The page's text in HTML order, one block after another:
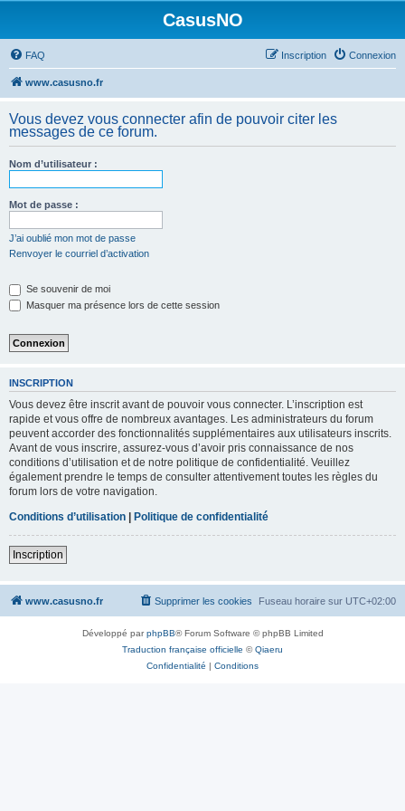
CasusNO
FAQ Connexion
Inscription
www.casusno.fr
Vous devez vous connecter afin de pouvoir citer les
messages de ce forum.
Nom d’utilisateur :
Mot de passe :
J’ai oublié mon mot de passe
Renvoyer le courriel d’activation
Se souvenir de moi
Masquer ma présence lors de cette session
INSCRIPTION
Vous devez être inscrit avant de pouvoir vous connecter. L’inscription est
rapide et vous offre de nombreux avantages. Les administrateurs du forum
peuvent accorder des fonctionnalités supplémentaires aux utilisateurs inscrits.
Avant de vous inscrire, assurez-vous d’avoir pris connaissance de nos
conditions d’utilisation et de notre politique de confidentialité. Veuillez
également prendre le temps de consulter attentivement toutes les règles du
forum lors de votre navigation.
Conditions d’utilisation | Politique de confidentialité
Inscription
www.casusno.fr Fuseau horaire sur UTC+02:00
Supprimer les cookies
Développé parphpBB® Forum Software © phpBB Limited
Traduction française officielle ©Qiaeru
Confidentialité | Conditions